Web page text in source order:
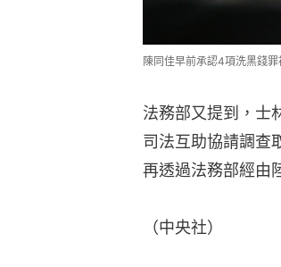
陳同佳早前承認4項洗黑錢
法務部又提到，士
司法互助協請調查
再透過法務部經由
（中央社）